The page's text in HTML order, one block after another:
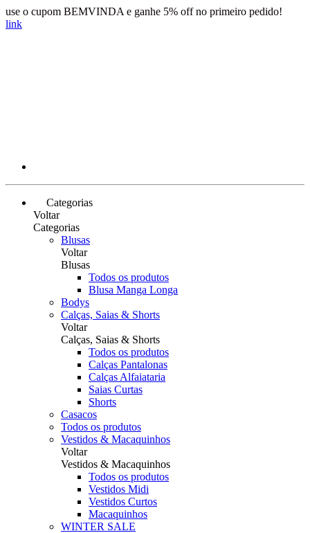
use o cupom BEMVINDA e ganhe 5% off no primeiro pedido!
link
Categorias
Voltar
Categorias
Blusas
Voltar
Blusas
Todos os produtos
Blusa Manga Longa
Bodys
Calças, Saias & Shorts
Voltar
Calças, Saias & Shorts
Todos os produtos
Calças Pantalonas
Calças Alfaiataria
Saias Curtas
Shorts
Casacos
Todos os produtos
Vestidos & Macaquinhos
Voltar
Vestidos & Macaquinhos
Todos os produtos
Vestidos Midi
Vestidos Curtos
Macaquinhos
WINTER SALE